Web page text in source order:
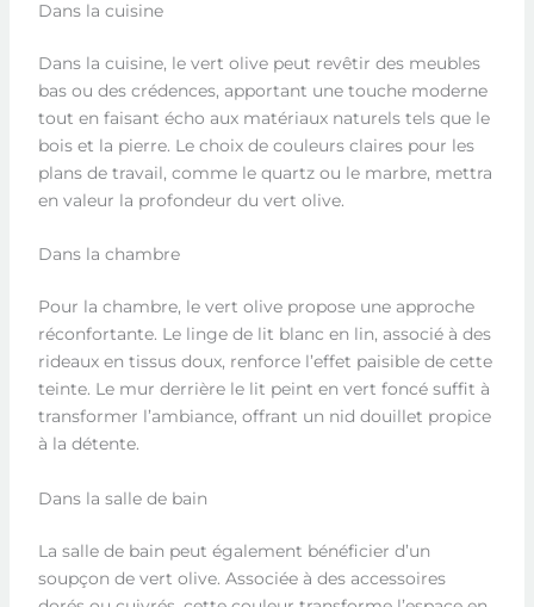
Dans la cuisine
Dans la cuisine, le vert olive peut revêtir des meubles
bas ou des crédences, apportant une touche moderne
tout en faisant écho aux matériaux naturels tels que le
bois et la pierre. Le choix de couleurs claires pour les
plans de travail, comme le quartz ou le marbre, mettra
en valeur la profondeur du vert olive.
Dans la chambre
Pour la chambre, le vert olive propose une approche
réconfortante. Le linge de lit blanc en lin, associé à des
rideaux en tissus doux, renforce l’effet paisible de cette
teinte. Le mur derrière le lit peint en vert foncé suffit à
transformer l’ambiance, offrant un nid douillet propice
à la détente.
Dans la salle de bain
La salle de bain peut également bénéficier d’un
soupçon de vert olive. Associée à des accessoires